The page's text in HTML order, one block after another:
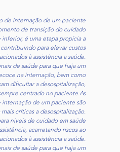
de internação de um paciente
de transição do cuidado
é uma etapa propícia a
para elevar custos
à assistência a saúde.
de saúde para que haja um
na internação, bem como
dificultar a desospitalização,
centrado no paciente.As
de um paciente são
críticas a desospitalização.
níveis de cuidado em saúde
acarretando riscos ao
à assistência a saúde.
de saúde para que haja um